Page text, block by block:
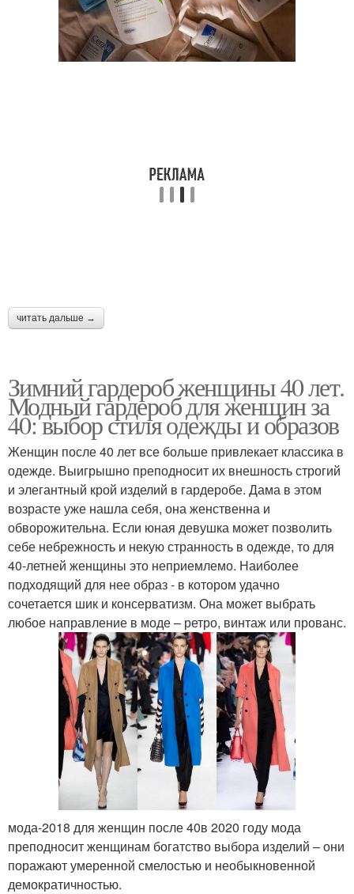
читать дальше →
Зимний гардероб женщины 40 лет.
Модный гардероб для женщин за
40: выбор стиля одежды и образов
Женщин после 40 лет все больше привлекает классика в
одежде. Выигрышно преподносит их внешность строгий
и элегантный крой изделий в гардеробе. Дама в этом
возрасте уже нашла себя, она женственна и
обворожительна. Если юная девушка может позволить
себе небрежность и некую странность в одежде, то для
40-летней женщины это неприемлемо. Наиболее
подходящий для нее образ - в котором удачно
сочетается шик и консерватизм. Она может выбрать
любое направление в моде – ретро, винтаж или прованс.
мода-2018 для женщин после 40в 2020 году мода
преподносит женщинам богатство выбора изделий – они
поражают умеренной смелостью и необыкновенной
демократичностью.